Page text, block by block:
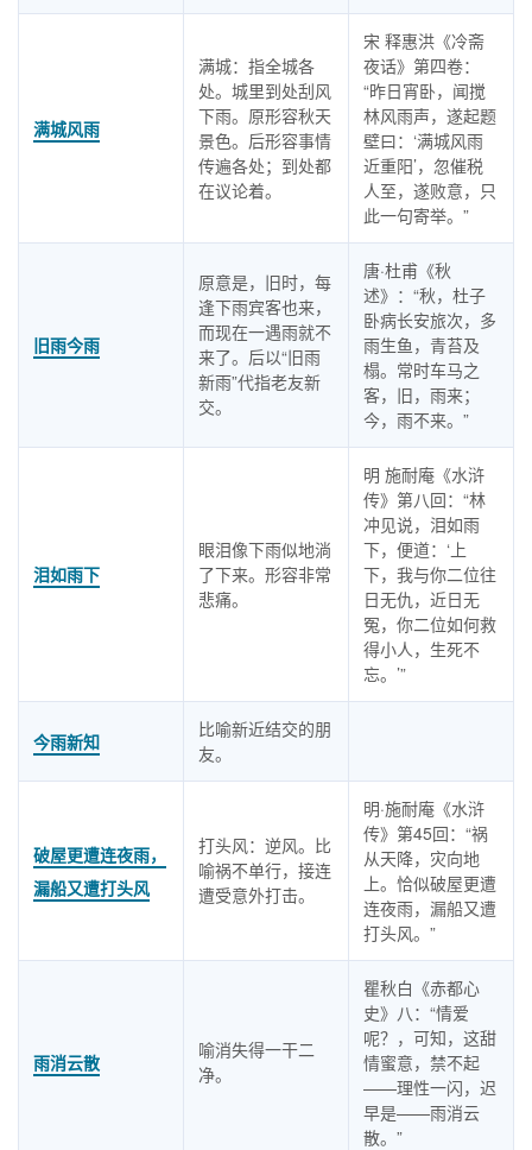
满城风雨
满城：指全城各
处。城里到处刮风
下雨。原形容秋天
景色。后形容事情
传遍各处；到处都
在议论着。
宋 释惠洪《冷斋
夜话》第四卷：
“昨日宵卧，闻搅
林风雨声，遂起题
壁曰：‘满城风雨
近重阳’，忽催税
人至，遂败意，只
此一句寄举。”
旧雨今雨
原意是，旧时，每
逢下雨宾客也来，
而现在一遇雨就不
来了。后以“旧雨
新雨”代指老友新
交。
唐·杜甫《秋
述》：“秋，杜子
卧病长安旅次，多
雨生鱼，青苔及
榻。常时车马之
客，旧，雨来；
今，雨不来。”
泪如雨下
眼泪像下雨似地淌
了下来。形容非常
悲痛。
明 施耐庵《水浒
传》第八回：“林
冲见说，泪如雨
下，便道：‘上
下，我与你二位往
日无仇，近日无
冤，你二位如何救
得小人，生死不
忘。’”
今雨新知
比喻新近结交的朋
友。
破屋更遭连夜雨，
漏船又遭打头风
打头风：逆风。比
喻祸不单行，接连
遭受意外打击。
明·施耐庵《水浒
传》第45回：“祸
从天降，灾向地
上。恰似破屋更遭
连夜雨，漏船又遭
打头风。”
雨消云散
喻消失得一干二
净。
瞿秋白《赤都心
史》八：“情爱
呢？，可知，这甜
情蜜意，禁不起
——理性一闪，迟
早是——雨消云
散。”